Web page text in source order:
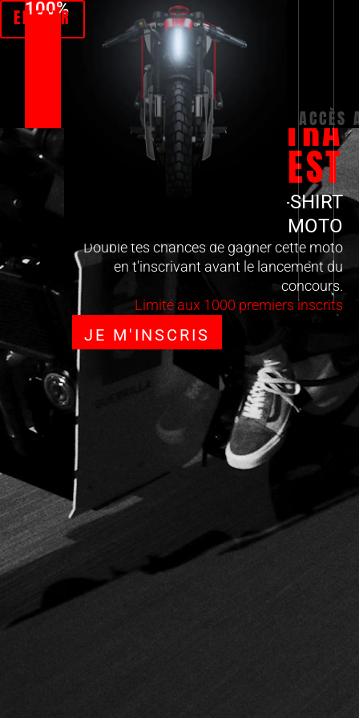
00 J00 00
GUERRILLA
ULTRA
CONTEST
ACHÈTE UN T-SHIRT
GAGNE LA MOTO
Double tes chances de gagner cette moto
en t'inscrivant avant le lancement du
concours.
Limité aux 1000 premiers inscrits
JE M'INSCRIS
ENTRER
100%
A C C ÈS